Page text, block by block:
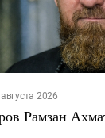
2026
Рамзан